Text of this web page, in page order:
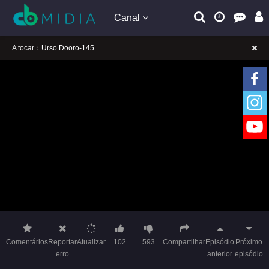
Canal
A tocar：Urso Dooro-145
ComentáriosReportar
erro
Atualizar 102 593 CompartilharEpisódio
anterior
Próximo
episódio